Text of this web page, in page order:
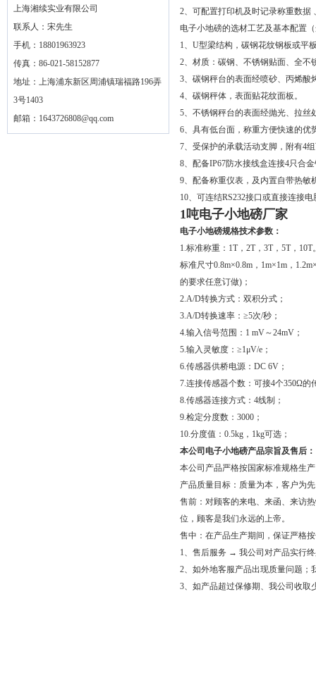
上海湘续实业有限公司
联系人：宋先生
手机：18801963923
传真：86-021-58152877
地址：上海浦东新区周浦镇瑞福路196弄
3号1403
邮箱： 1643726808@qq.com
2、可配置打印机及时记录称重数据
电子小地磅的选材工艺及基本配置
1、U型梁结构，碳钢花纹钢板或平
2、材质：碳钢、不锈钢贴面、全不
3、碳钢秤台的表面经喷砂、丙烯酸
4、碳钢秤体，表面贴花纹面板。
5、不锈钢秤台的表面经抛光、拉丝
6、具有低台面，称重方便快速的优
7、受保护的承载活动支脚，附有4
8、配备IP67防水接线盒连接4只合
9、配备称重仪表，及内置自带热敏
10、可连结RS232接口或直接连接
1吨电子小地磅厂家
电子小地磅规格技术参数：
1.标准称重：1T，2T，3T，5T，10T
标准尺寸0.8m×0.8m，1m×1m，
的要求任意订做)；
2.A/D转换方式：双积分式；
3.A/D转换速率：≥5次/秒；
4.输入信号范围：1 mV～24mV；
5.输入灵敏度：≥1μV/e；
6.传感器供桥电源：DC 6V；
7.连接传感器个数：可接4个350Ω的
8.传感器连接方式：4线制；
9.检定分度数：3000；
10.分度值：0.5kg，1kg可选；
本公司电子小地磅产品宗旨及售后：
本公司产品严格按国家标准规格生
产品质量目标：质量为本，客户为
售前：对顾客的来电、来函、来访
位，顾客是我们永远的上帝。
售中：在产品生产期间，保证严格
1、售后服务 → 我公司对产品实行
2、如外地客服产品出现质量问题；
3、如产品超过保修期、我公司收取